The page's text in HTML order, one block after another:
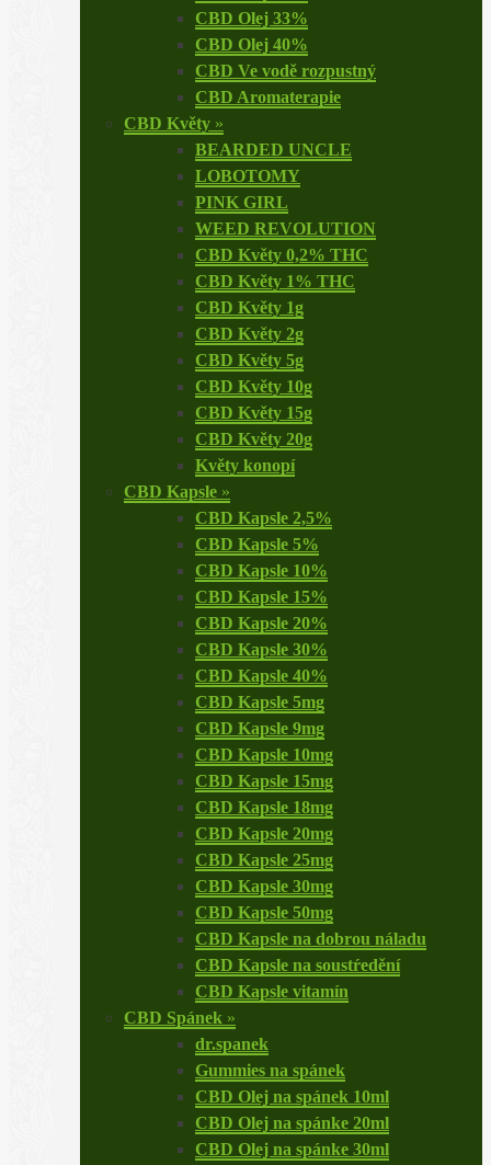
CBD Olej 33%
CBD Olej 40%
CBD Ve vodě rozpustný
CBD Aromaterapie
CBD Květy »
BEARDED UNCLE
LOBOTOMY
PINK GIRL
WEED REVOLUTION
CBD Květy 0,2% THC
CBD Květy 1% THC
CBD Květy 1g
CBD Květy 2g
CBD Květy 5g
CBD Květy 10g
CBD Květy 15g
CBD Květy 20g
Květy konopí
CBD Kapsle »
CBD Kapsle 2,5%
CBD Kapsle 5%
CBD Kapsle 10%
CBD Kapsle 15%
CBD Kapsle 20%
CBD Kapsle 30%
CBD Kapsle 40%
CBD Kapsle 5mg
CBD Kapsle 9mg
CBD Kapsle 10mg
CBD Kapsle 15mg
CBD Kapsle 18mg
CBD Kapsle 20mg
CBD Kapsle 25mg
CBD Kapsle 30mg
CBD Kapsle 50mg
CBD Kapsle na dobrou náladu
CBD Kapsle na soustŕedění
CBD Kapsle vitamín
CBD Spánek »
dr.spanek
Gummies na spánek
CBD Olej na spánek 10ml
CBD Olej na spánke 20ml
CBD Olej na spánke 30ml